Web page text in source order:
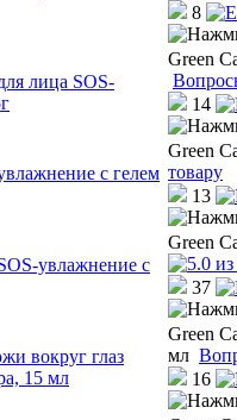
8
Green
14
Green
товару
13
Green
37
Green
мл
16